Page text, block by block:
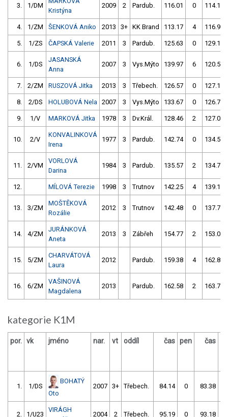
3. 1/DM
Kristýna
2009 2 Pardub. 116.01 0 114.14
4. 1/ZM ŠENKOVÁ Aniko 2013 3+ KK Brand 113.17 4 116.99
5. 1/ZS ČAPSKÁ Valerie 2011 3 Pardub. 125.63 0 129.17
6. 1/DS
JASANSKÁ
Anna
2007 3 Vys.Mýto 139.97 6 120.53
7. 2/ZM RUSZOVÁ Jitka 2013 3 Třebech. 126.57 0 127.10
8. 2/DS HOLUBOVÁ Nela 2007 3 Vys.Mýto 133.67 0 126.70
9. 1/V MARKOVÁ Jitka 1978 3 Dv.Král. 128.46 2 127.03
10. 2/V
KONVALINKOVÁ
Irena
1977 3 Pardub. 142.74 0 134.58
11. 2/VM
VORLOVÁ
Darina
1984 3 Pardub. 135.57 2 134.70
12. MÍLOVÁ Terezie 1998 3 Trutnov 142.25 4 139.16
13. 3/ZM
MOŠTĚKOVÁ
Rozálie
2012 3 Trutnov 142.48 0 137.78
14. 4/ZM
JURÁNKOVÁ
Aneta
2013 3 Zábřeh 154.77 2 153.04
15. 5/ZM
CHARVÁTOVÁ
Laura
2012 Pardub. 159.38 4 162.83
16. 6/ZM
VAŠINOVÁ
Magdalena
2013 Pardub. 162.58 2 163.76
kategorie K1M
por. vk jméno nar. vt oddíl čas pen čas
1. 1/DS
BOHATÝ
Oto
2007 3+ Třebech. 84.14 0 83.38
2. 1/U23
VIRÁGH
2004 2 Třebech. 95.19 0 93.18